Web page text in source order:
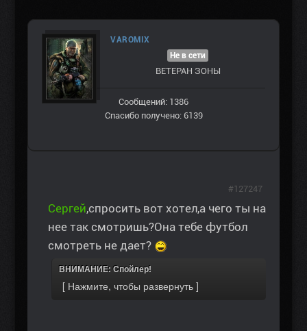
VAROMIX
Не в сети
ВЕТЕРАН ЗOНЫ
Сообщений: 1386
Спасибо получено: 6139
Сергей,спросить вот хотел,а чего ты на
нее так смотришь?Она тебе футбол
смотреть не дает?
ВНИМАНИЕ: Спойлер!
#127247